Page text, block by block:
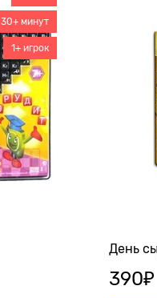
30+ минут
1+ игрок
День
390₽